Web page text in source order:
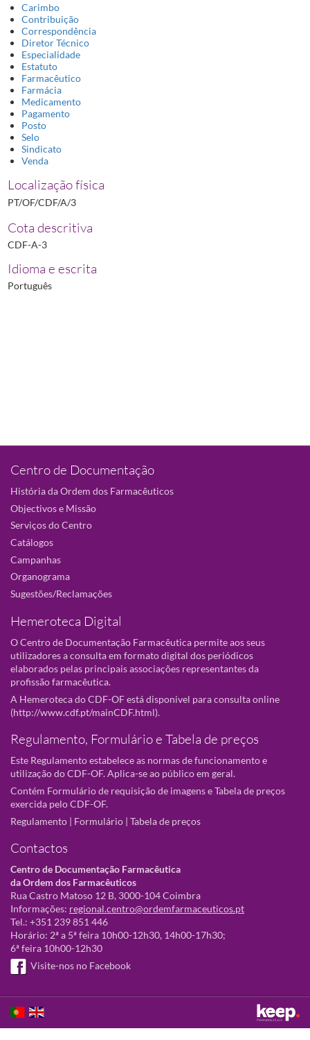
Carimbo
Contribuição
Correspondência
Diretor Técnico
Especialidade
Estatuto
Farmacêutico
Farmácia
Medicamento
Pagamento
Posto
Selo
Sindicato
Venda
Localização física
PT/OF/CDF/A/3
Cota descritiva
CDF-A-3
Idioma e escrita
Português
Centro de Documentação
História da Ordem dos Farmacêuticos
Objectivos e Missão
Serviços do Centro
Catálogos
Campanhas
Organograma
Sugestões/Reclamações
Hemeroteca Digital
O Centro de Documentação Farmacêutica permite aos seus
utilizadores a consulta em formato digital dos periódicos
elaborados pelas principais associações representantes da
profissão farmacêutica.
A Hemeroteca do CDF-OF está disponivel para consulta online
(http://www.cdf.pt/mainCDF.html).
Regulamento, Formulário e Tabela de preços
Este Regulamento estabelece as normas de funcionamento e
utilização do CDF-OF. Aplica-se ao público em geral.
Contém Formulário de requisição de imagens e Tabela de preços
exercida pelo CDF-OF.
Regulamento | Formulário | Tabela de preços
Contactos
Centro de Documentação Farmacêutica
da Ordem dos Farmacêuticos
Rua Castro Matoso 12 B, 3000-104 Coimbra
Informações: regional.centro@ordemfarmaceuticos.pt
Tel.: +351 239 851 446
Horário: 2ª a 5ª feira 10h00-12h30, 14h00-17h30;
6ª feira 10h00-12h30
Visite-nos no Facebook